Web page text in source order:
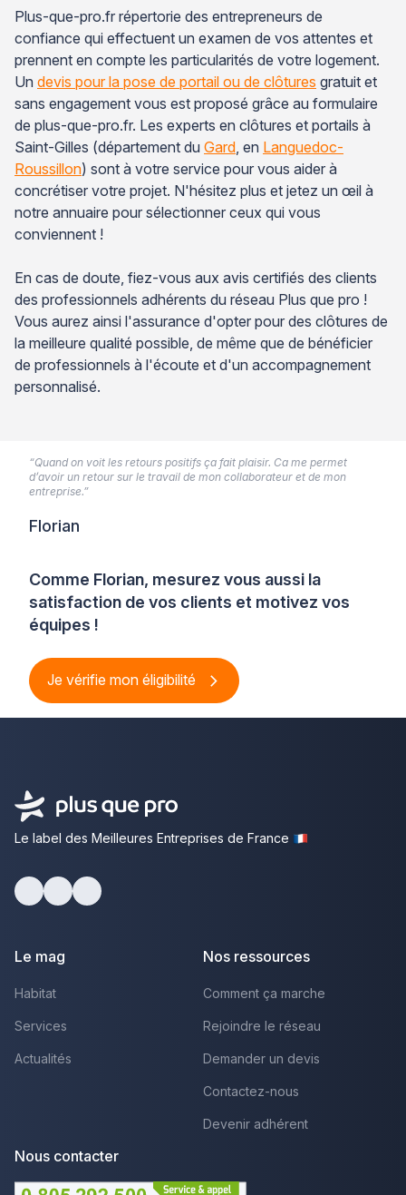
Plus-que-pro.fr répertorie des entrepreneurs de
confiance qui effectuent un examen de vos attentes et
prennent en compte les particularités de votre logement.
Un devis pour la pose de portail ou de clôtures gratuit et
sans engagement vous est proposé grâce au formulaire
de plus-que-pro.fr. Les experts en clôtures et portails à
Saint-Gilles (département du Gard , en Languedoc-
Roussillon) sont à votre service pour vous aider à
concrétiser votre projet. N'hésitez plus et jetez un œil à
notre annuaire pour sélectionner ceux qui vous
conviennent !
En cas de doute, fiez-vous aux avis certifiés des clients
des professionnels adhérents du réseau Plus que pro !
Vous aurez ainsi l'assurance d'opter pour des clôtures de
la meilleure qualité possible, de même que de bénéficier
de professionnels à l'écoute et d'un accompagnement
personnalisé.
Comme Florian, mesurez vous aussi la
satisfaction de vos clients et motivez vos
équipes !
Je vérifie mon éligibilité
“Quand on voit les retours positifs ça fait plaisir. Ca me permet
d’avoir un retour sur le travail de mon collaborateur et de mon
entreprise.”
Florian
Le label des Meilleures Entreprises de France
Le mag
Habitat
Services
Actualités
Nos ressources
Comment ça marche
Rejoindre le réseau
Demander un devis
Contactez-nous
Devenir adhérent
Nous contacter